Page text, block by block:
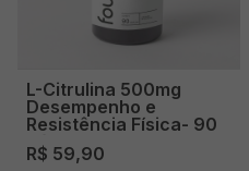
L-Citrulina 500mg
Desempenho e
Resistência Física- 90
cápsulas
R$ 59,90